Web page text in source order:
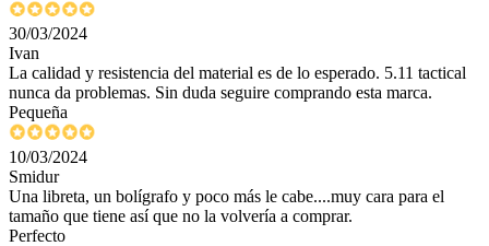
30/03/2024
Ivan
La calidad y resistencia del material es de lo esperado. 5.11 tactical
nunca da problemas. Sin duda seguire comprando esta marca.
Pequeña
10/03/2024
Smidur
Una libreta, un bolígrafo y poco más le cabe....muy cara para el
tamaño que tiene así que no la volvería a comprar.
Perfecto